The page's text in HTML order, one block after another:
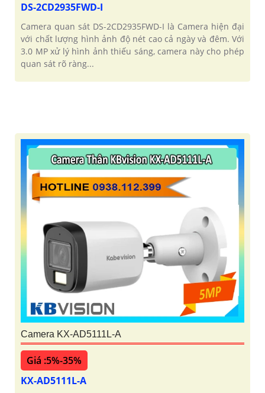
DS-2CD2935FWD-I
Camera quan sát DS-2CD2935FWD-I là Camera hiện đại
với chất lượng hình ảnh độ nét cao cả ngày và đêm. Với
3.0 MP xử lý hình ảnh thiếu sáng, camera này cho phép
quan sát rõ ràng...
Camera KX-AD5111L-A
Giá :5%-35%
KX-AD5111L-A